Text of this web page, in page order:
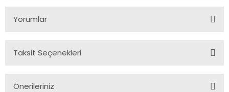
Yorumlar
Taksit Seçenekleri
Önerileriniz